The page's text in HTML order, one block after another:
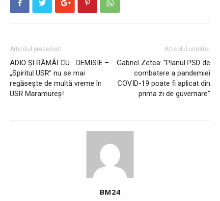
Articolul precedent
ADIO ȘI RĂMÂI CU… DEMISIE –
„Spiritul USR” nu se mai
regăseşte de multă vreme în
USR Maramureş!
Articolul următor
Gabriel Zetea: ”Planul PSD de
combatere a pandemiei
COVID-19 poate fi aplicat din
prima zi de guvernare”
BM24